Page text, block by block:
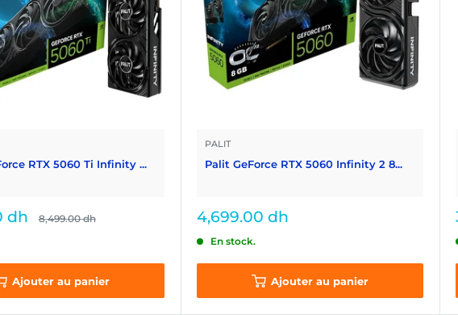
RTX 5060 Ti Infinity ...
dh
Prix
normal
8,499.00 dh
Ajouter au panier
PALIT
Palit GeForce RTX 5060 Infinity 2 8...
Prix
4,699.00 dh
En stock.
Ajouter au panier